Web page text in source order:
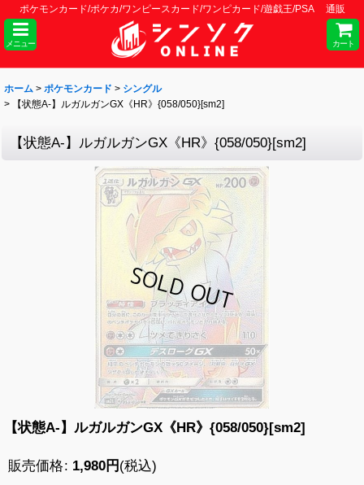
ポケモンカード/ポケカ/ワンピースカード/ワンピカード/遊戯王/PSA 通販
メニュー カート
ホーム > ポケモンカード > シングル
>
【状態A-】ルガルガンGX《HR》{058/050}[sm2]
【状態A-】ルガルガンGX《HR》{058/050}[sm2]
【状態A-】ルガルガンGX《HR》{058/050}[sm2]
販売価格: 1,980円 (税込)